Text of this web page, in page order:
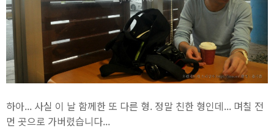
하아... 사실 이 날 함께한 또 다른 형. 정말 친한 형인데... 며칠 전
먼 곳으로 가버렸습니다...